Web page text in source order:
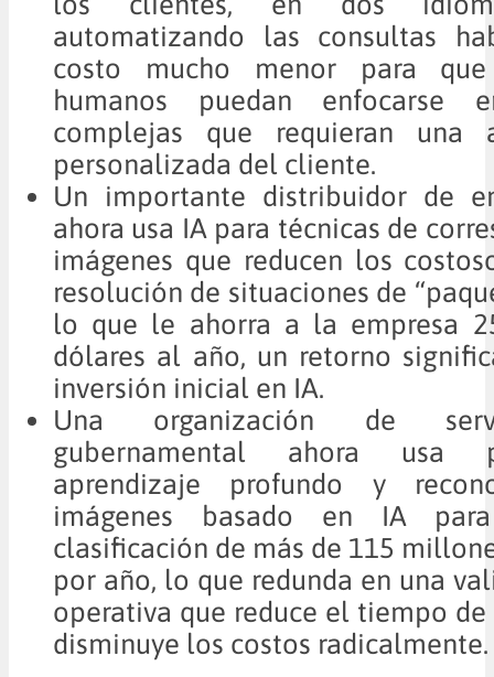
automatizando las consultas
costo mucho menor para
humanos puedan enfocarse
complejas que requieran una
personalizada del cliente.
Un importante distribuidor de
ahora usa IA para técnicas de
imágenes que reducen los
resolución de situaciones de
lo que le ahorra a la empresa
dólares al año, un retorno
inversión inicial en IA.
Una organización de
gubernamental ahora usa
aprendizaje profundo y
imágenes basado en IA
clasificación de más de 115
por año, lo que redunda en una
operativa que reduce el tiempo
disminuye los costos radicalmente.